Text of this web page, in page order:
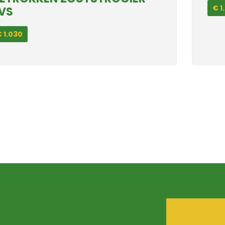
1.030
€